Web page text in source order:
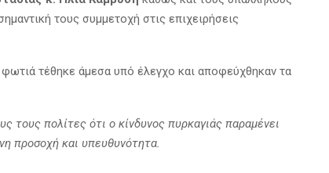
τους συμμετοχή στις επιχειρήσεις
τέθηκε άμεσα υπό έλεγχο και αποφεύχθηκαν τα
τους πολίτες ότι ο κίνδυνος πυρκαγιάς παραμένει
προσοχή και υπευθυνότητα.